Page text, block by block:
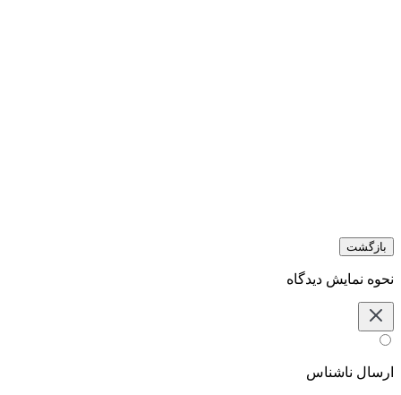
بازگشت
نحوه نمایش دیدگاه‌
ارسال ناشناس